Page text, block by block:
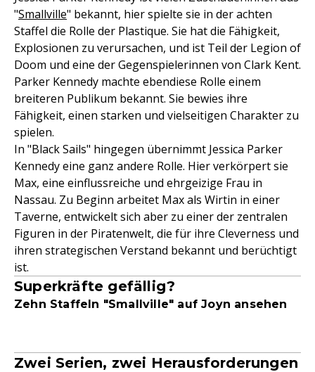
"Smallville" bekannt, hier spielte sie in der achten
Staffel die Rolle der Plastique. Sie hat die Fähigkeit,
Explosionen zu verursachen, und ist Teil der Legion of
Doom und eine der Gegenspielerinnen von Clark Kent.
Parker Kennedy machte ebendiese Rolle einem
breiteren Publikum bekannt. Sie bewies ihre
Fähigkeit, einen starken und vielseitigen Charakter zu
spielen.
In "Black Sails" hingegen übernimmt Jessica Parker
Kennedy eine ganz andere Rolle. Hier verkörpert sie
Max, eine einflussreiche und ehrgeizige Frau in
Nassau. Zu Beginn arbeitet Max als Wirtin in einer
Taverne, entwickelt sich aber zu einer der zentralen
Figuren in der Piratenwelt, die für ihre Cleverness und
ihren strategischen Verstand bekannt und berüchtigt
ist.
Superkräfte gefällig?
Zehn Staffeln "Smallville" auf Joyn ansehen
Zwei Serien, zwei Herausforderungen